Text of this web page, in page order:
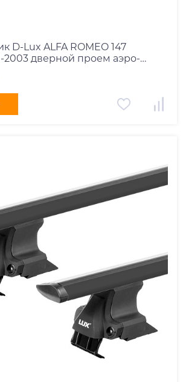
D-Lux ALFA ROMEO 147
2003 дверной проем аэро-